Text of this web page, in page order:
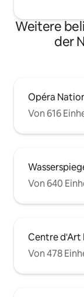
Geschäfte und
profitieren von
Verkehrsmitteln
in unmittelbarer
Bahnhof Saint
danken unseren
Ruhe des
Weitere
der
Opéra
Von 616
Von 640
Centre d'Art
Von 478